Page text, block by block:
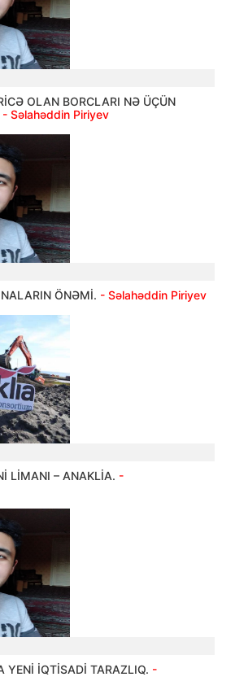
OLAN BORCLARI NƏ ÜÇÜN
- Səlahəddin Piriyev
ÖNƏMİ. - Səlahəddin Piriyev
LİMANI – ANAKLİA. -
YENİ İQTİSADİ TARAZLIQ. -